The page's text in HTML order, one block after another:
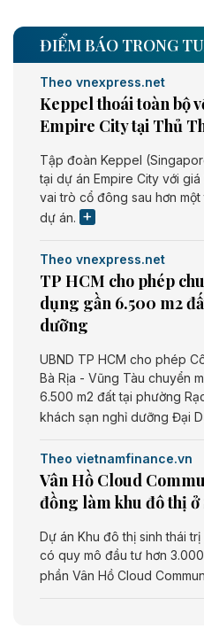
ĐIỂM BÁO TRONG
Theo vnexpress.net
Keppel thoái toàn bộ
Empire City tại Thủ
Tập đoàn Keppel
tại dự án Empire City với
vai trò cổ đông sau hơn
dự án.
Theo vnexpress.net
TP HCM cho phép
dụng gần 6.500 m2
dưỡng
UBND TP HCM cho phép
Bà Rịa - Vũng Tàu chuyển
6.500 m2 đất tại phường
khách sạn nghỉ dưỡng Đại
Theo vietnamfinance.vn
Vân Hồ Cloud
đồng làm khu đô thị ở
Dự án Khu đô thị sinh thái
có quy mô đầu tư hơn
phần Vân Hồ Cloud